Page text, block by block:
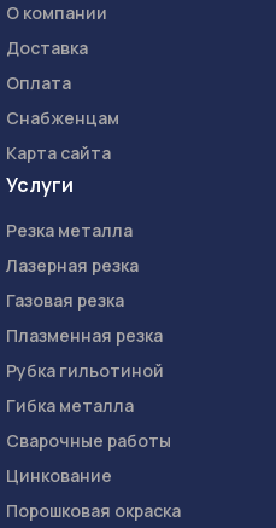
О компании
Доставка
Оплата
Снабженцам
Карта сайта
Услуги
Резка металла
Лазерная резка
Газовая резка
Плазменная резка
Рубка гильотиной
Гибка металла
Сварочные работы
Цинкование
Порошковая окраска